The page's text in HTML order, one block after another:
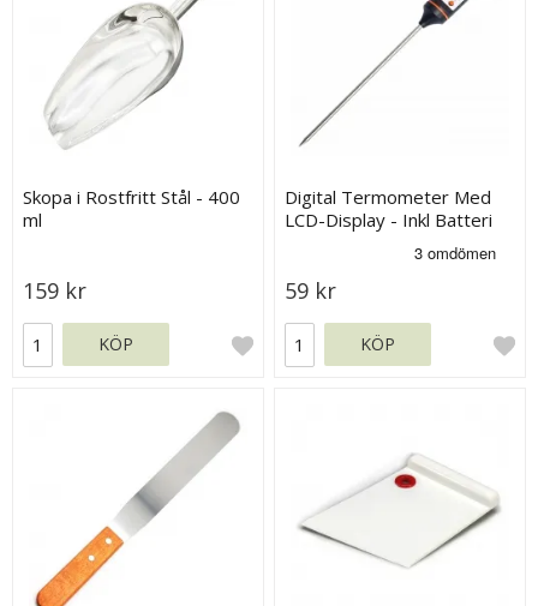
Skopa i Rostfritt Stål - 400
ml
159 kr
KÖP
Digital Termometer Med
LCD-Display - Inkl Batteri
59 kr
KÖP